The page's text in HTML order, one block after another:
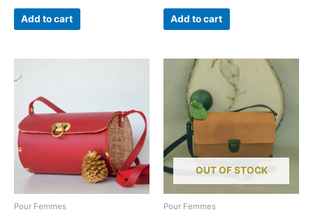
Add to cart Add to cart
Pour Femmes
OUT OF STOCK
Pour Femmes